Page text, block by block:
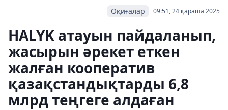
09:51, 24 қараша 2025
Оқиғалар
HALYK атауын пайдаланып,
жасырын әрекет еткен
жалған кооператив
қазақстандықтарды 6,8
млрд теңгеге алдаған